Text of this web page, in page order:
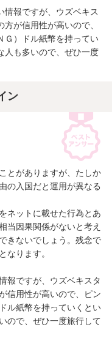
情報ですが、ウズベキス
が信用性が高いので、
Ｇ）ドル紙幣を持ってい
人も多いので、ぜひ一度
ン
とがありますが、たしか
の入国だと運用が異なる
ネットに載せた行為とあ
当因果関係がないと考え
きないでしょう。残念で
なります。
報ですが、ウズベキスタ
信用性が高いので、ピン
ル紙幣を持っていくとい
ので、ぜひ一度旅行して